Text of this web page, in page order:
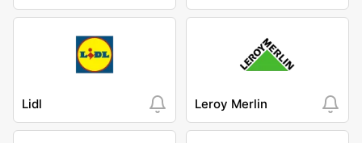
Lidl Leroy Merlin